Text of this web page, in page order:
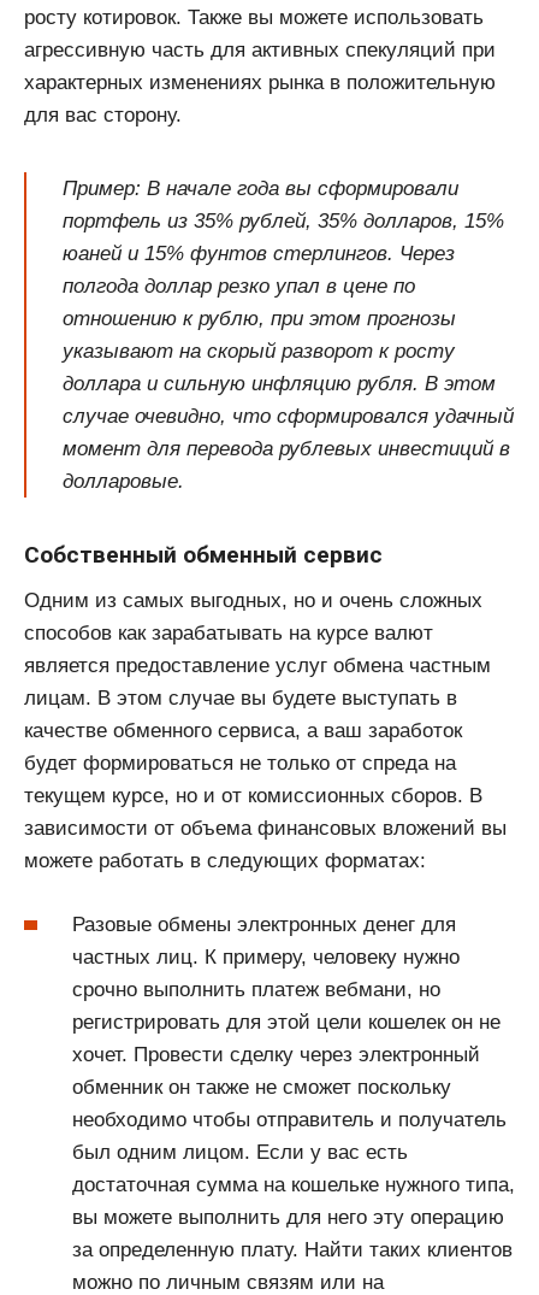
росту котировок. Также вы можете использовать
агрессивную часть для активных спекуляций при
характерных изменениях рынка в положительную
для вас сторону.
Пример: В начале года вы сформировали
портфель из 35% рублей, 35% долларов, 15%
юаней и 15% фунтов стерлингов. Через
полгода доллар резко упал в цене по
отношению к рублю, при этом прогнозы
указывают на скорый разворот к росту
доллара и сильную инфляцию рубля. В этом
случае очевидно, что сформировался удачный
момент для перевода рублевых инвестиций в
долларовые.
Собственный обменный сервис
Одним из самых выгодных, но и очень сложных
способов как зарабатывать на курсе валют
является предоставление услуг обмена частным
лицам. В этом случае вы будете выступать в
качестве обменного сервиса, а ваш заработок
будет формироваться не только от спреда на
текущем курсе, но и от комиссионных сборов. В
зависимости от объема финансовых вложений вы
можете работать в следующих форматах:
Разовые обмены электронных денег для
частных лиц. К примеру, человеку нужно
срочно выполнить платеж вебмани, но
регистрировать для этой цели кошелек он не
хочет. Провести сделку через электронный
обменник он также не сможет поскольку
необходимо чтобы отправитель и получатель
был одним лицом. Если у вас есть
достаточная сумма на кошельке нужного типа,
вы можете выполнить для него эту операцию
за определенную плату. Найти таких клиентов
можно по личным связям или на